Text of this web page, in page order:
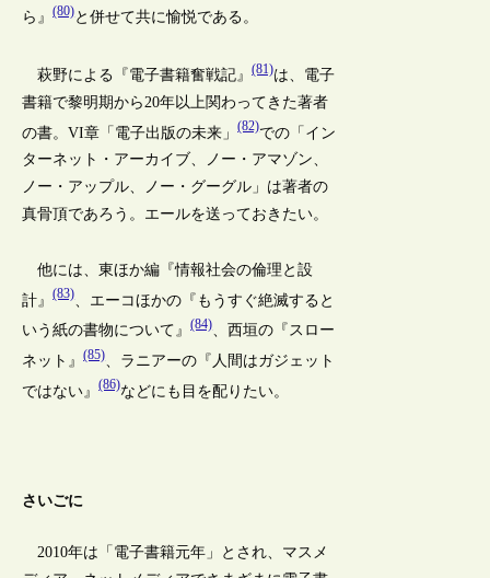
ら』(80)と併せて共に愉悦である。
萩野による『電子書籍奮戦記』(81)は、電子
書籍で黎明期から20年以上関わってきた著者
の書。VI章「電子出版の未来」(82)での「イン
ターネット・アーカイブ、ノー・アマゾン、
ノー・アップル、ノー・グーグル」は著者の
真骨頂であろう。エールを送っておきたい。
他には、東ほか編『情報社会の倫理と設
計』(83)、エーコほかの『もうすぐ絶滅すると
いう紙の書物について』(84)、西垣の『スロー
ネット』(85)、ラニアーの『人間はガジェット
ではない』(86)などにも目を配りたい。
さいごに
2010年は「電子書籍元年」とされ、マスメ